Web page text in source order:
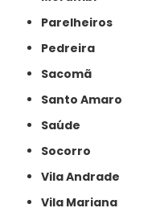
Parelheiros
Pedreira
Sacomã
Santo Amaro
Saúde
Socorro
Vila Andrade
Vila Mariana